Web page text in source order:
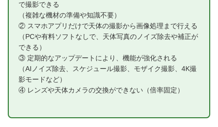
で撮影できる
（複雑な機材の準備や知識不要）
② スマホアプリだけで天体の撮影から画像処理まで行える
（PCや有料ソフトなしで、天体写真のノイズ除去や補正が
できる）
③ 定期的なアップデートにより、機能が強化される
（AIノイズ除去、スケジュール撮影、モザイク撮影、4K撮
影モードなど）
④ レンズや天体カメラの交換ができない（倍率固定）